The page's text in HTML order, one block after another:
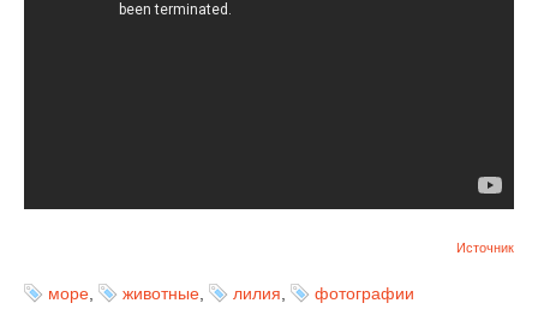
Источник
море животные лилия фотографии